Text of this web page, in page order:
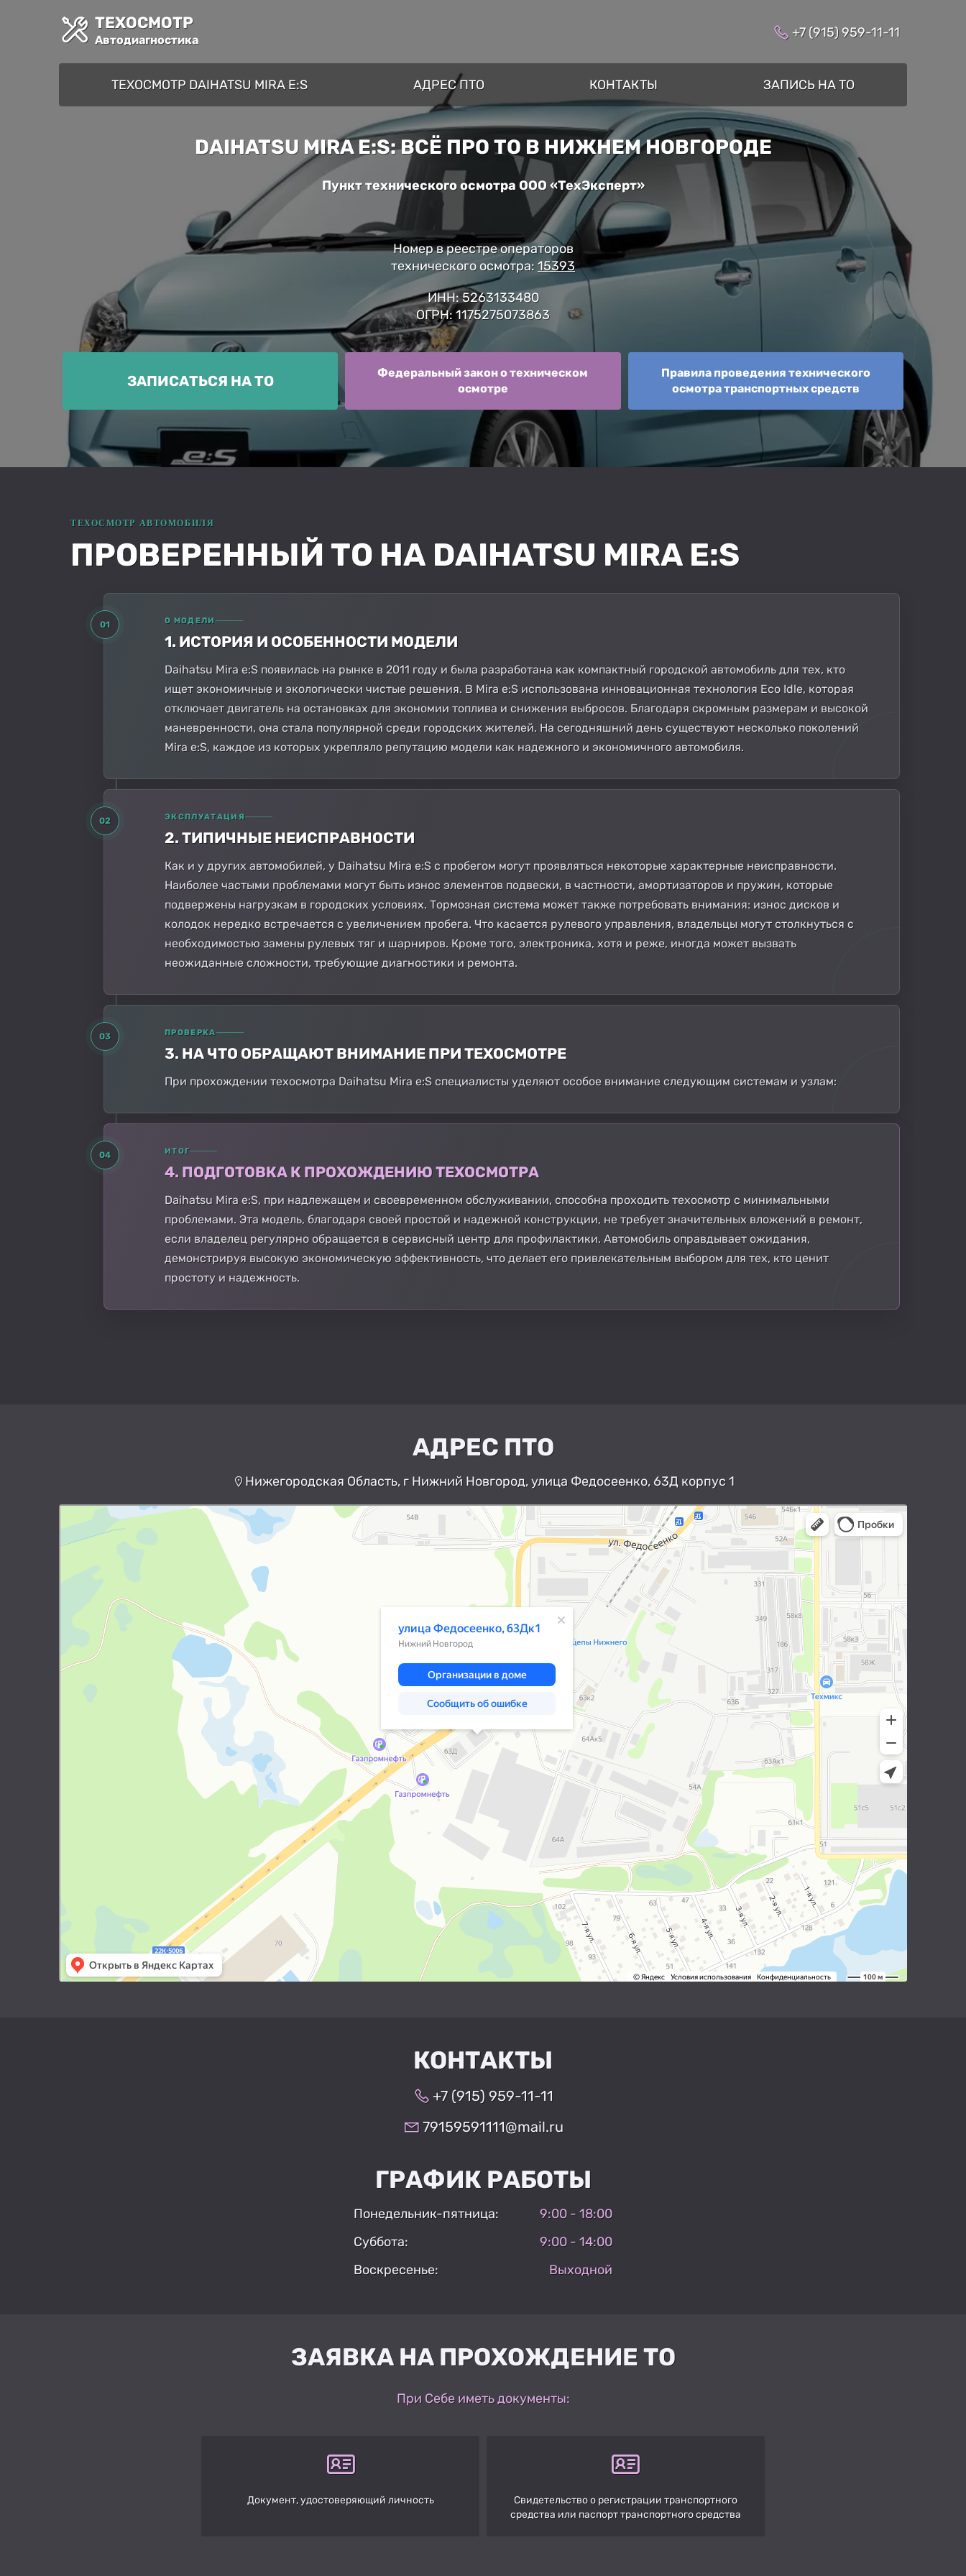
ТЕХОСМОТР
Автодиагностика +7 (915) 959-11-11
ТЕХОСМОТР DAIHATSU MIRA E:S АДРЕС ПТО КОНТАКТЫ ЗАПИСЬ НА ТО
DAIHATSU MIRA E:S: ВСЁ ПРО ТО В НИЖНЕМ НОВГОРОДЕ
Пункт технического осмотра ООО «ТехЭксперт»
Номер в реестре операторов
технического осмотра: 15393
ИНН: 5263133480
ОГРН: 1175275073863
ЗАПИСАТЬСЯ НА ТО
Федеральный закон о техническом
осмотре
Правила проведения технического
осмотра транспортных средств
ПРОВЕРЕННЫЙ ТО НА DAIHATSU MIRA E:S
01 О МОДЕЛИ
1. ИСТОРИЯ И ОСОБЕННОСТИ МОДЕЛИ
Daihatsu Mira e:S появилась на рынке в 2011 году и была разработана как компактный городской автомобиль для тех, кто
ищет экономичные и экологически чистые решения. В Mira e:S использована инновационная технология Eco Idle, которая
отключает двигатель на остановках для экономии топлива и снижения выбросов. Благодаря скромным размерам и высокой
маневренности, она стала популярной среди городских жителей. На сегодняшний день существуют несколько поколений
Mira e:S, каждое из которых укрепляло репутацию модели как надежного и экономичного автомобиля.
02 ЭКСПЛУАТАЦИЯ
2. ТИПИЧНЫЕ НЕИСПРАВНОСТИ
Как и у других автомобилей, у Daihatsu Mira e:S с пробегом могут проявляться некоторые характерные неисправности.
Наиболее частыми проблемами могут быть износ элементов подвески, в частности, амортизаторов и пружин, которые
подвержены нагрузкам в городских условиях. Тормозная система может также потребовать внимания: износ дисков и
колодок нередко встречается с увеличением пробега. Что касается рулевого управления, владельцы могут столкнуться с
необходимостью замены рулевых тяг и шарниров. Кроме того, электроника, хотя и реже, иногда может вызвать
неожиданные сложности, требующие диагностики и ремонта.
03 ПРОВЕРКА
3. НА ЧТО ОБРАЩАЮТ ВНИМАНИЕ ПРИ ТЕХОСМОТРЕ
При прохождении техосмотра Daihatsu Mira e:S специалисты уделяют особое внимание следующим системам и узлам:
04 ИТОГ
4. ПОДГОТОВКА К ПРОХОЖДЕНИЮ ТЕХОСМОТРА
Daihatsu Mira e:S, при надлежащем и своевременном обслуживании, способна проходить техосмотр с минимальными
проблемами. Эта модель, благодаря своей простой и надежной конструкции, не требует значительных вложений в ремонт,
если владелец регулярно обращается в сервисный центр для профилактики. Автомобиль оправдывает ожидания,
демонстрируя высокую экономическую эффективность, что делает его привлекательным выбором для тех, кто ценит
простоту и надежность.
АДРЕС ПТО
Нижегородская Область, г Нижний Новгород, улица Федосеенко, 63Д корпус 1
Нижний Новгород
Улица Федосеенко, 63Дк1 — Яндекс Карты
КОНТАКТЫ
+7 (915) 959-11-11
79159591111@mail.ru
ГРАФИК РАБОТЫ
Понедельник-пятница:
9:00 - 18:00
Суббота:
9:00 - 14:00
Воскресенье:
Выходной
ЗАЯВКА НА ПРОХОЖДЕНИЕ ТО
При Себе иметь документы:
Документ, удостоверяющий личность
Свидетельство о регистрации транспортного
средства или паспорт транспортного средства